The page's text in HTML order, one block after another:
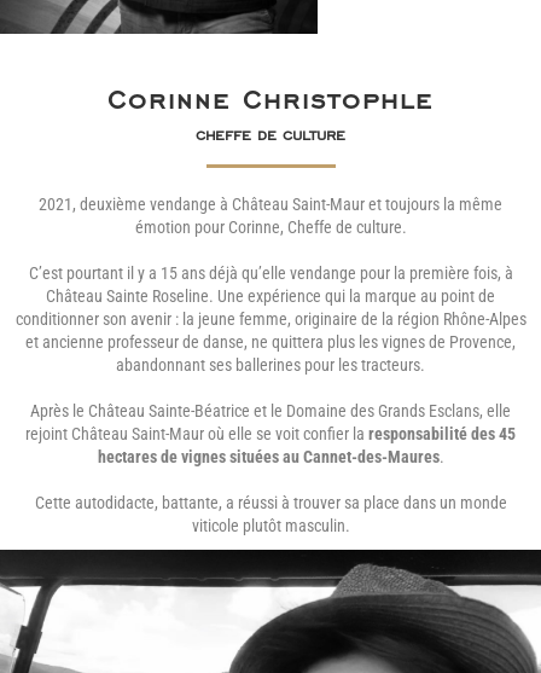
Corinne Christophle
cheffe de culture
2021, deuxième vendange à Château Saint-Maur et toujours la même
émotion pour Corinne, Cheffe de culture.
C’est pourtant il y a 15 ans déjà qu’elle vendange pour la première fois, à
Château Sainte Roseline. Une expérience qui la marque au point de
conditionner son avenir : la jeune femme, originaire de la région Rhône-Alpes
et ancienne professeur de danse, ne quittera plus les vignes de Provence,
abandonnant ses ballerines pour les tracteurs.
Après le Château Sainte-Béatrice et le Domaine des Grands Esclans, elle
rejoint Château Saint-Maur où elle se voit confier la responsabilité des 45
hectares de vignes situées au Cannet-des-Maures.
Cette autodidacte, battante, a réussi à trouver sa place dans un monde
viticole plutôt masculin.